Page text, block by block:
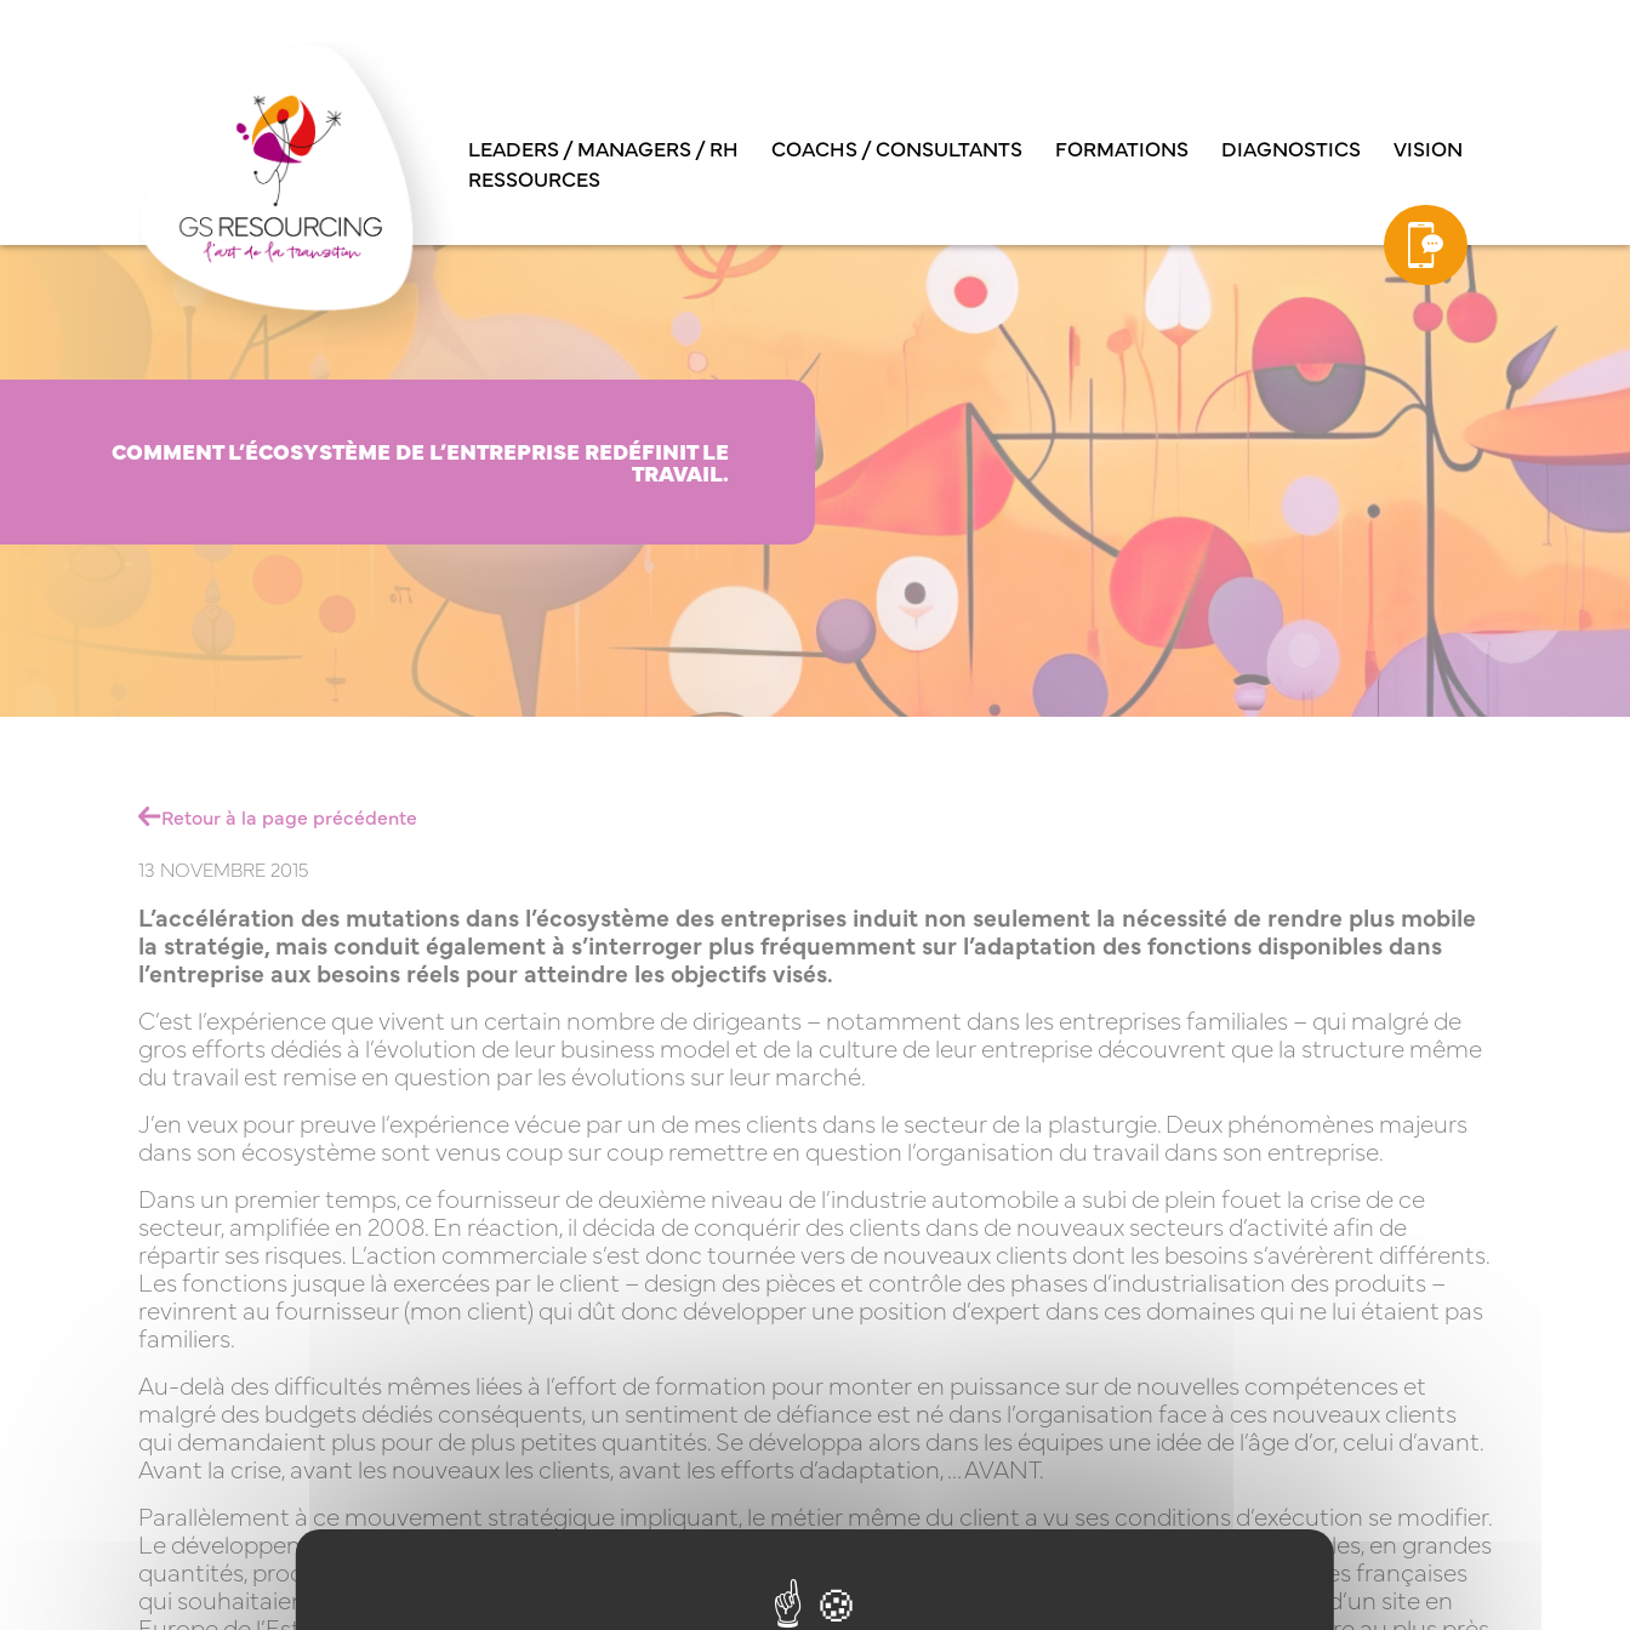
LEADERS / MANAGERS / RH COACHS / CONSULTANTS FORMATIONS DIAGNOSTICS
VISION
RESSOURCES
COMMENT L’ÉCOSYSTÈME DE L’ENTREPRISE REDÉFINIT LE
TRAVAIL.
Retour à la page précédente
13 NOVEMBRE 2015
L’accélération des mutations dans l’écosystème des entreprises induit non seulement la nécessité de rendre plus mobile
la stratégie, mais conduit également à s’interroger plus fréquemment sur l’adaptation des fonctions disponibles dans
l’entreprise aux besoins réels pour atteindre les objectifs visés.
C’est l’expérience que vivent un certain nombre de dirigeants – notamment dans les entreprises familiales – qui malgré de
gros efforts dédiés à l’évolution de leur business model et de la culture de leur entreprise découvrent que la structure même
du travail est remise en question par les évolutions sur leur marché.
J’en veux pour preuve l’expérience vécue par un de mes clients dans le secteur de la plasturgie. Deux phénomènes majeurs
dans son écosystème sont venus coup sur coup remettre en question l’organisation du travail dans son entreprise.
Dans un premier temps, ce fournisseur de deuxième niveau de l’industrie automobile a subi de plein fouet la crise de ce
secteur, amplifiée en 2008. En réaction, il décida de conquérir des clients dans de nouveaux secteurs d’activité afin de
répartir ses risques. L’action commerciale s’est donc tournée vers de nouveaux clients dont les besoins s’avérèrent différents.
Les fonctions jusque là exercées par le client – design des pièces et contrôle des phases d’industrialisation des produits –
revinrent au fournisseur (mon client) qui dût donc développer une position d’expert dans ces domaines qui ne lui étaient pas
familiers.
Au-delà des difficultés mêmes liées à l’effort de formation pour monter en puissance sur de nouvelles compétences et
malgré des budgets dédiés conséquents, un sentiment de défiance est né dans l’organisation face à ces nouveaux clients
qui demandaient plus pour de plus petites quantités. Se développa alors dans les équipes une idée de l’âge d’or, celui d’avant.
Avant la crise, avant les nouveaux les clients, avant les efforts d’adaptation, … AVANT.
Parallèlement à ce mouvement stratégique impliquant, le métier même du client a vu ses conditions d’exécution se modifier.
Le développement de la concurrence chinoise (ou même des pays d’Europe de l’est) sur des productions simples, en grandes
quantités, produites avec beaucoup de main d’œuvre payée moins chère qu’en France a conduit les entreprises françaises
qui souhaitaient survivre à développer des process de plus en plus précis, automatisés et robotisés. Disposant d’un site en